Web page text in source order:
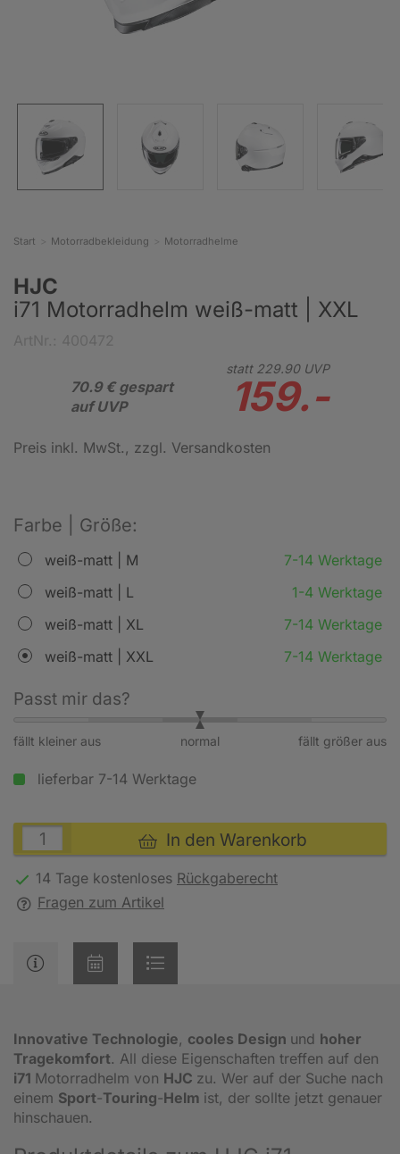
Start Motorradbekleidung Motorradhelme
HJC
i71 Motorradhelm weiß-matt | XXL
70.9 € gespart
auf UVP
statt 229.90UVP
159.-
Preis inkl. MwSt., zzgl. Versandkosten
Farbe | Größe:
weiß-matt | M
7-14 Werktage
weiß-matt | L
1-4 Werktage
weiß-matt | XL
7-14 Werktage
weiß-matt | XXL
7-14 Werktage
Passt mir das?
fällt kleiner aus fällt größer aus
normal
lieferbar 7-14 Werktage
In den Warenkorb
14 Tage kostenloses Rückgaberecht
Fragen zum Artikel
Innovative Technologie, cooles Design und hoher
Tragekomfort. All diese Eigenschaften treffen auf den
i71 Motorradhelm von HJC zu. Wer auf der Suche nach
einem Sport-Touring-Helm ist, der sollte jetzt genauer
hinschauen.